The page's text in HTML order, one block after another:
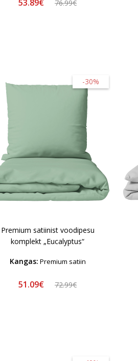
53.89€ 76.99€
-30%
Premium satiinist voodipesu
komplekt „Eucalyptus“
Kangas: Premium satiin
51.09€ 72.99€